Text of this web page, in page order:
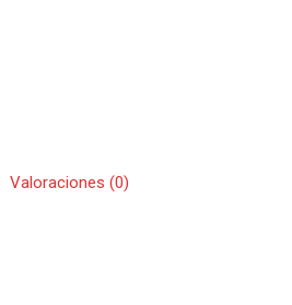
Valoraciones (0)